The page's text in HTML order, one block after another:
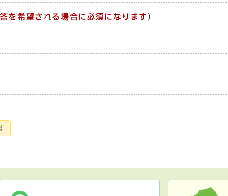
を希望される場合に必須になります ）